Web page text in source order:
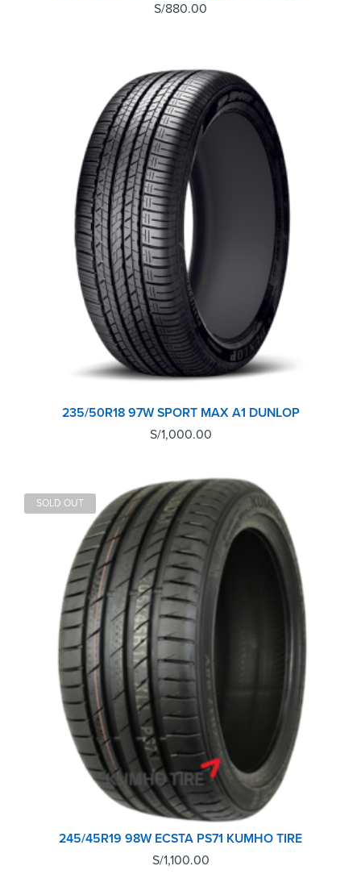
S/880.00
235/50R18 97W SPORT MAX A1 DUNLOP
S/1,000.00
SOLD OUT
245/45R19 98W ECSTA PS71 KUMHO TIRE
S/1,100.00